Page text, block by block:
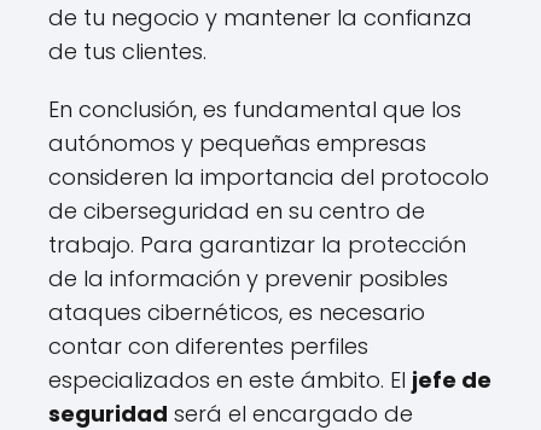
de tu negocio y mantener la confianza
de tus clientes.
En conclusión, es fundamental que los
autónomos y pequeñas empresas
consideren la importancia del protocolo
de ciberseguridad en su centro de
trabajo. Para garantizar la protección
de la información y prevenir posibles
ataques cibernéticos, es necesario
contar con diferentes perfiles
especializados en este ámbito. El jefe de
seguridad será el encargado de